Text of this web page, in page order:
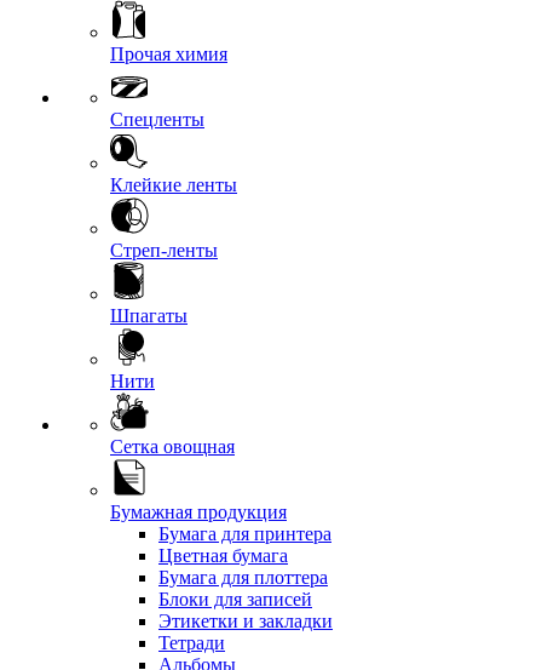
Прочая химия
Спецленты
Клейкие ленты
Стреп-ленты
Шпагаты
Нити
Сетка овощная
Бумажная продукция
Бумага для принтера
Цветная бумага
Бумага для плоттера
Блоки для записей
Этикетки и закладки
Тетради
Альбомы